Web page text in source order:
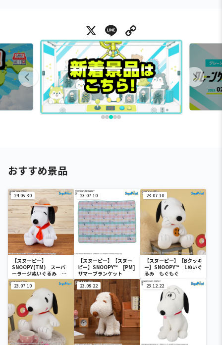
X Line
おすすめ景品
24.05.30
【スヌーピー】
SNOOPY(TM) スーパ
ーラージぬいぐるみ ビ
ーグル・スカウト
23.07.10
【スヌーピー】【スヌー
ピー】SNOOPY™ [PM]
サマーブランケット
23.07.10
【スヌーピー】【Bクッキ
ー】SNOOPY™ Lぬいぐ
るみ もぐもぐ
23.07.10 23.09.22 23.12.22